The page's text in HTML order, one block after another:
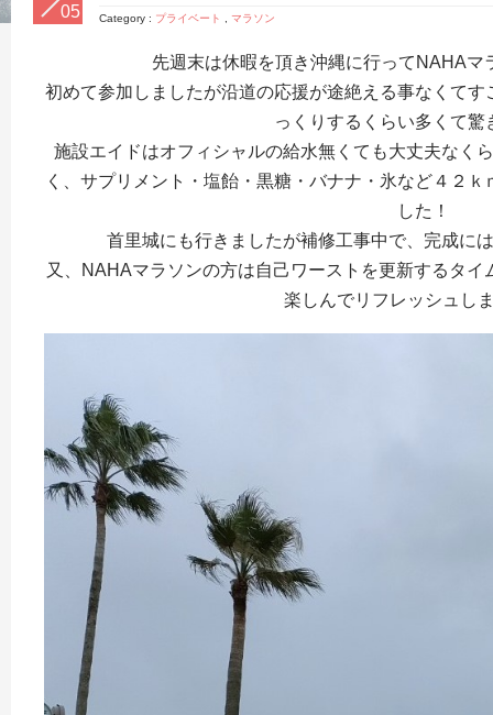
05
Category : プライベート マラソン
先週末は休暇を頂き沖縄に行ってNAHAマ
初めて参加しましたが沿道の応援が途絶える事なくて
っくりするくらい多くて驚
施設エイドはオフィシャルの給水無くても大丈夫なく
く、サプリメント・塩飴・黒糖・バナナ・氷など４２
した！
首里城にも行きましたが補修工事中で、完成に
又、NAHAマラソンの方は自己ワーストを更新するタ
楽しんでリフレッシュし